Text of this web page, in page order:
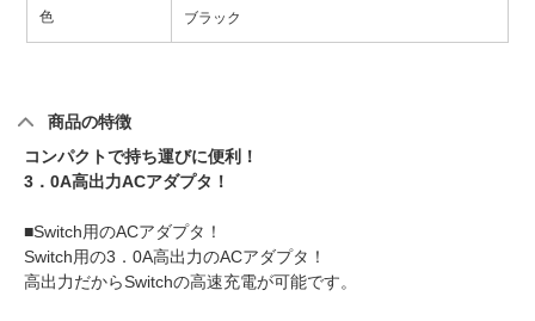
色 ブラック
商品の特徴
コンパクトで持ち運びに便利！
3．0A高出力ACアダプタ！
■Switch用のACアダプタ！
Switch用の3．0A高出力のACアダプタ！
高出力だからSwitchの高速充電が可能です。